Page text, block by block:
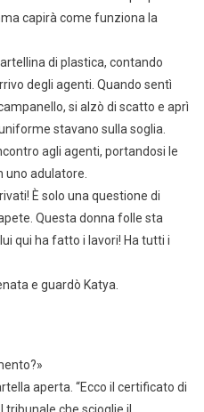
capirà come funziona la
di plastica, contando
degli agenti. Quando sentì
si alzò di scatto e aprì
stavano sulla soglia.
agli agenti, portandosi le
adulatore.
È solo una questione di
Questa donna folle sta
qui ha fatto i lavori! Ha tutti i
e guardò Katya.
aperta. “Ecco il certificato di